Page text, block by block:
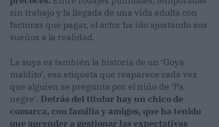
sin trabajo y la llegada de una vida adulta con
facturas que pagar, el actor ha ido ajustando sus
sueños a la realidad.
La suya es también la historia de un ‘Goya
maldito’, esa etiqueta que reaparece cada vez
que alguien se pregunta por el niño de ‘Pa
negre’. Detrás del titular hay un chico de
comarca, con familia y amigos, que ha tenido
que aprender a gestionar las expectativas